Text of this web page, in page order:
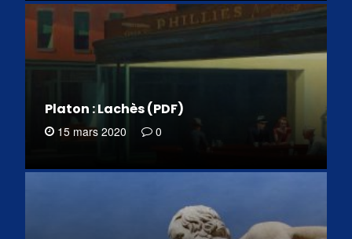
Platon : Lachès (PDF)
15 mars 2020 0